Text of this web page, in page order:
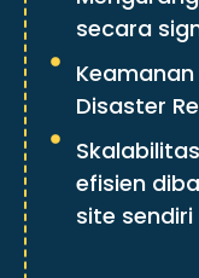
secara
Disaster
efisien
site sendiri